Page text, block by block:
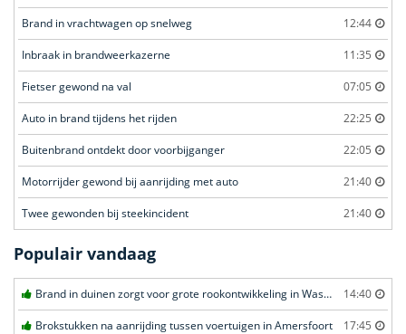
Brand in vrachtwagen op snelweg 12:44
Inbraak in brandweerkazerne 11:35
Fietser gewond na val 07:05
Auto in brand tijdens het rijden 22:25
Buitenbrand ontdekt door voorbijganger 22:05
Motorrijder gewond bij aanrijding met auto 21:40
Twee gewonden bij steekincident 21:40
Populair vandaag
Brand in duinen zorgt voor grote rookontwikkeling in Wassenaar 14:40
Brokstukken na aanrijding tussen voertuigen in Amersfoort 17:45